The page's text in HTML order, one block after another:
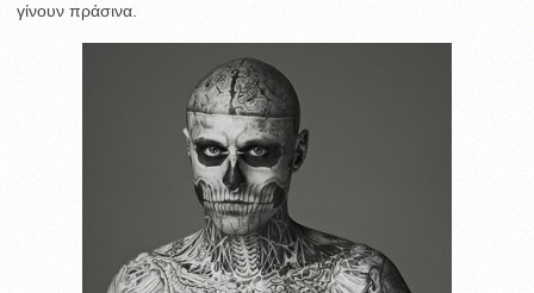
γίνουν πράσινα.